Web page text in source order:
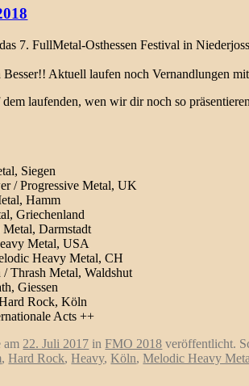
7. FullMetal-Osthessen Festival in
Aktuell laufen noch Vernandlungen
laufenden, wen wir dir noch so
Siegen
/ Progressive Metal, UK
Hamm
Griechenland
Darmstadt
Metal, USA
Heavy Metal, CH
Thrash Metal, Waldshut
Giessen
Rock, Köln
Acts ++
am 22. Juli 2017 inFMO 2018 veröffentlicht.
,Hard Rock,Heavy,Köln,Melodic Heavy